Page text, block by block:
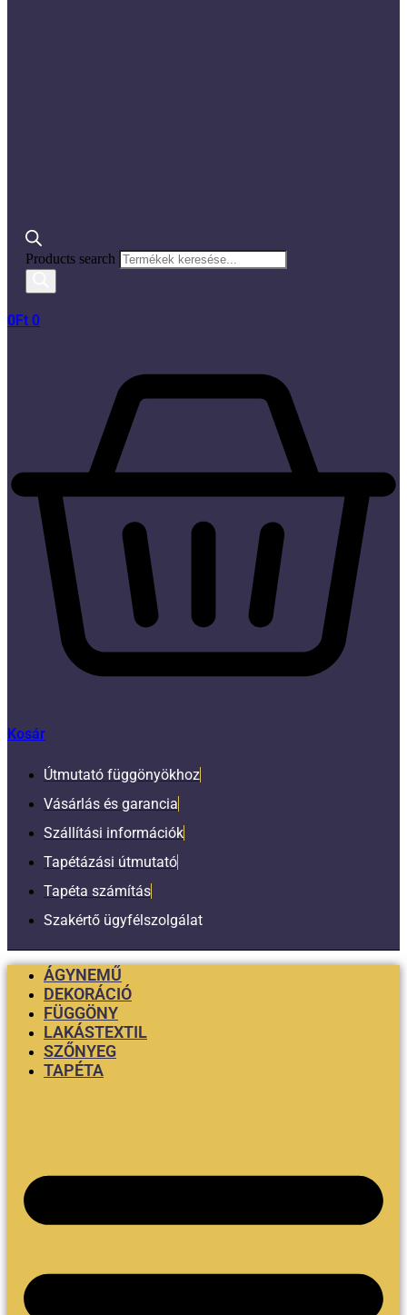
Products search
0Ft 0
Kosár
Útmutató függönyökhoz
Vásárlás és garancia
Szállítási információk
Tapétázási útmutató
Tapéta számítás
Szakértő ügyfélszolgálat
ÁGYNEMŰ
DEKORÁCIÓ
FÜGGÖNY
LAKÁSTEXTIL
SZŐNYEG
TAPÉTA